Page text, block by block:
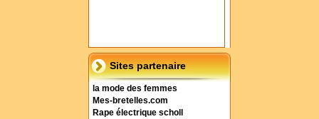
Sites partenaire
la mode des femmes
Mes-bretelles.com
Rape électrique scholl